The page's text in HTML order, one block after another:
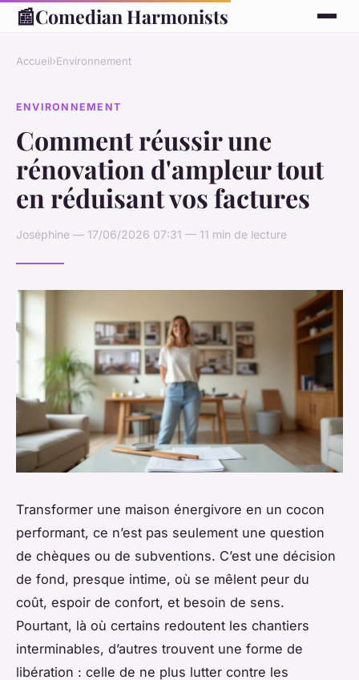
📰Comedian Harmonists
Accueil›Environnement
ENVIRONNEMENT
Comment réussir une
rénovation d'ampleur tout
en réduisant vos factures
Joséphine — 17/06/2026 07:31 — 11 min de lecture
Transformer une maison énergivore en un cocon
performant, ce n’est pas seulement une question
de chèques ou de subventions. C’est une décision
de fond, presque intime, où se mêlent peur du
coût, espoir de confort, et besoin de sens.
Pourtant, là où certains redoutent les chantiers
interminables, d’autres trouvent une forme de
libération : celle de ne plus lutter contre les